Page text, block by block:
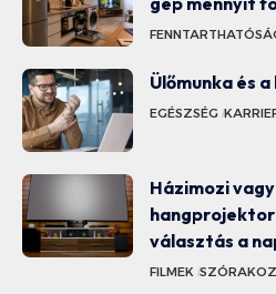
Ülőmunka és
EGÉSZSÉG
Házimozi
hangprojektor
választás a
FILMEK